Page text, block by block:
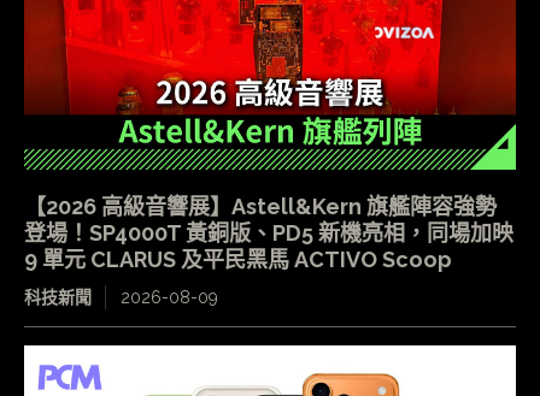
【2026 高級音響展】Astell&Kern 旗艦陣容強勢
登場！SP4000T 黃銅版、PD5 新機亮相，同場加映
9 單元 CLARUS 及平民黑馬 ACTIVO Scoop
科技新聞 2026-08-09